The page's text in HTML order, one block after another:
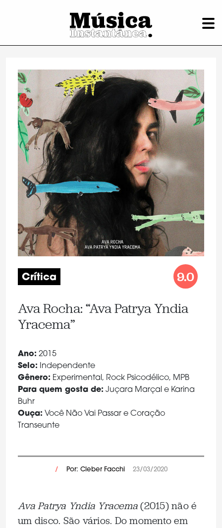
Crítica 9.0
Ava Rocha: “Ava Patrya Yndia
Yracema”
Ano: 2015
Selo: Independente
Gênero: Experimental, Rock Psicodélico, MPB
Para quem gosta de: Juçara Marçal e Karina
Buhr
Ouça: Você Não Vai Passar e Coração
Transeunte
/ Por: Cleber Facchi 23/03/2020
Ava Patrya Yndia Yracema(2015) não é
um disco. São vários. Do momento em